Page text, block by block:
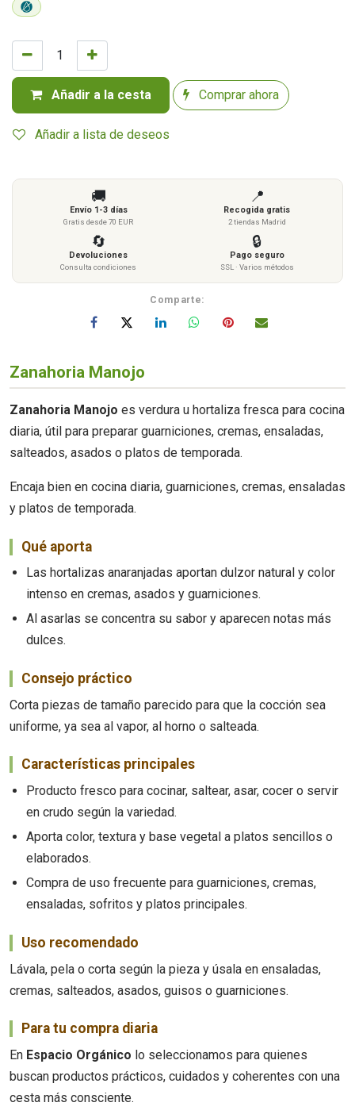
Añadir a la cesta Comprar ahora
Añadir a lista de deseos
🚚
Envío 1-3 días
Gratis desde 70 EUR
📍
Recogida gratis
2 tiendas Madrid
🔄
Devoluciones
Consulta condiciones
🔒
Pago seguro
SSL · Varios métodos
Comparte:
Zanahoria Manojo
Zanahoria Manojo es verdura u hortaliza fresca para cocina
diaria, útil para preparar guarniciones, cremas, ensaladas,
salteados, asados o platos de temporada.
Encaja bien en cocina diaria, guarniciones, cremas, ensaladas
y platos de temporada.
Qué aporta
Las hortalizas anaranjadas aportan dulzor natural y color
intenso en cremas, asados y guarniciones.
Al asarlas se concentra su sabor y aparecen notas más
dulces.
Consejo práctico
Corta piezas de tamaño parecido para que la cocción sea
uniforme, ya sea al vapor, al horno o salteada.
Características principales
Producto fresco para cocinar, saltear, asar, cocer o servir
en crudo según la variedad.
Aporta color, textura y base vegetal a platos sencillos o
elaborados.
Compra de uso frecuente para guarniciones, cremas,
ensaladas, sofritos y platos principales.
Uso recomendado
Lávala, pela o corta según la pieza y úsala en ensaladas,
cremas, salteados, asados, guisos o guarniciones.
Para tu compra diaria
En Espacio Orgánico lo seleccionamos para quienes
buscan productos prácticos, cuidados y coherentes con una
cesta más consciente.